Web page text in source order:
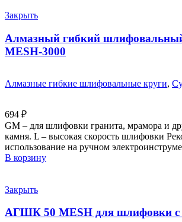
Закрыть
Алмазный гибкий
MESH-3000
Алмазные гибкие шлифовальные круги,
694 ₽
GM – для шлифовки гранита, мрамора и
камня. L – высокая скорость шлифовки
использование на ручном
В корзину
Закрыть
АГШК 50 MESH для шлифовки с